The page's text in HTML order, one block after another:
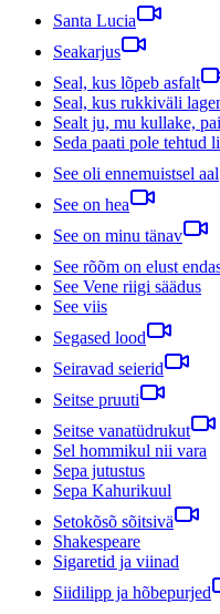
Santa Lucia
Seakarjus
Seal, kus lõpeb asfalt
Seal, kus rukkiväli
Sealt ju, mu kullake,
Seda paati pole tehtud
See oli ennemuistsel aal
See on hea
See on minu tänav
See rõõm on elust
See Vene riigi säädus
See viis
Segased lood
Seiravad seierid
Seitse pruuti
Seitse vanatüdrukut
Sel hommikul nii vara
Sepa jutustus
Sepa Kahurikuul
Setokõsõ sõitsivä
Shakespeare
Sigaretid ja viinad
Siidilipp ja hõbepurjed